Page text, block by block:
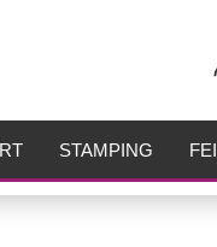
STAMPING